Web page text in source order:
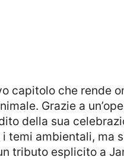
Grazie a
della sua
temi ambientali, ma
tributo esplicito a